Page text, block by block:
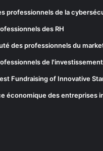
professionnels de la
des RH
des professionnels du
de l'investissement
Fundraising of Innovative
économique des entreprises